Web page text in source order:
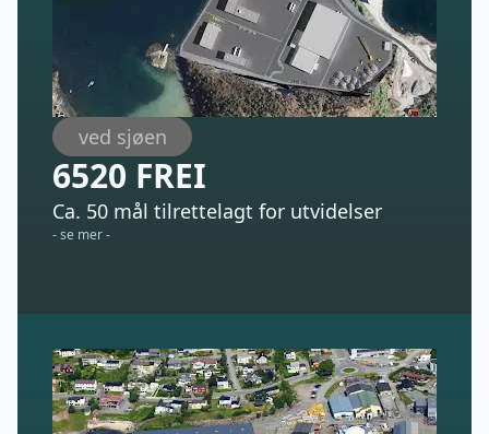
ved sjøen
6520 FREI
Ca. 50 mål tilrettelagt for utvidelser
- se mer -